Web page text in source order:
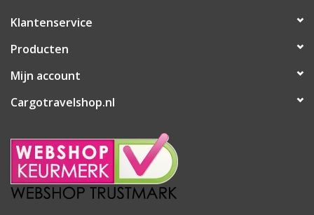
Klantenservice
Producten
Mijn account
Cargotravelshop.nl